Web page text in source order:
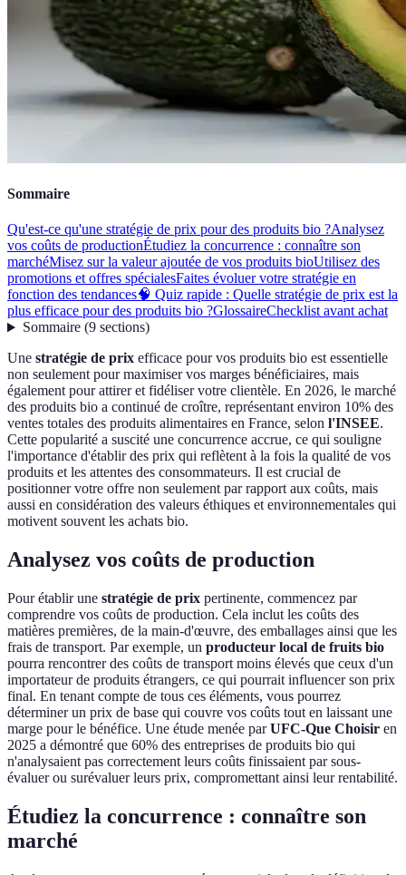
Sommaire
Qu'est-ce qu'une stratégie de prix pour des produits bio ?Analysez
vos coûts de productionÉtudiez la concurrence : connaître son
marchéMisez sur la valeur ajoutée de vos produits bioUtilisez des
promotions et offres spécialesFaites évoluer votre stratégie en
fonction des tendances🧠 Quiz rapide : Quelle stratégie de prix est la
plus efficace pour des produits bio ?GlossaireChecklist avant achat
Sommaire(9 sections)
Une stratégie de prix efficace pour vos produits bio est essentielle
non seulement pour maximiser vos marges bénéficiaires, mais
également pour attirer et fidéliser votre clientèle. En 2026, le marché
des produits bio a continué de croître, représentant environ 10% des
ventes totales des produits alimentaires en France, selon l'INSEE.
Cette popularité a suscité une concurrence accrue, ce qui souligne
l'importance d'établir des prix qui reflètent à la fois la qualité de vos
produits et les attentes des consommateurs. Il est crucial de
positionner votre offre non seulement par rapport aux coûts, mais
aussi en considération des valeurs éthiques et environnementales qui
motivent souvent les achats bio.
Analysez vos coûts de production
Pour établir une stratégie de prix pertinente, commencez par
comprendre vos coûts de production. Cela inclut les coûts des
matières premières, de la main-d'œuvre, des emballages ainsi que les
frais de transport. Par exemple, un producteur local de fruits bio
pourra rencontrer des coûts de transport moins élevés que ceux d'un
importateur de produits étrangers, ce qui pourrait influencer son prix
final. En tenant compte de tous ces éléments, vous pourrez
déterminer un prix de base qui couvre vos coûts tout en laissant une
marge pour le bénéfice. Une étude menée parUFC-Que Choisir en
2025 a démontré que 60% des entreprises de produits bio qui
n'analysaient pas correctement leurs coûts finissaient par sous-
évaluer ou surévaluer leurs prix, compromettant ainsi leur rentabilité.
Étudiez la concurrence : connaître son
marché